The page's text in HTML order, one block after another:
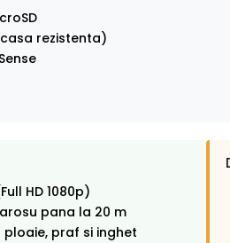
rezistenta)
HD 1080p)
pana la 20 m
praf si inghet